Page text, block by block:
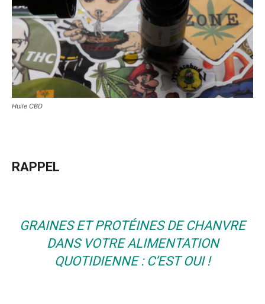
Huile CBD
RAPPEL
GRAINES ET PROTÉINES DE CHANVRE
DANS VOTRE ALIMENTATION
QUOTIDIENNE : C’EST OUI !